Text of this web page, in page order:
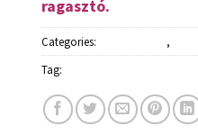
ragasztó.
Categories: ,
Tag: